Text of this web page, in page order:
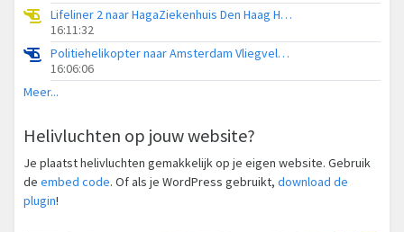
Lifeliner 2 naar HagaZiekenhuis Den Haag Heliport
16:11:32
Politiehelikopter naar Amsterdam Vliegveld Schiphol
16:06:06
Meer...
Helivluchten op jouw website?
Je plaatst helivluchten gemakkelijk op je eigen website. Gebruik
de embed code. Of als je WordPress gebruikt, download de
plugin!